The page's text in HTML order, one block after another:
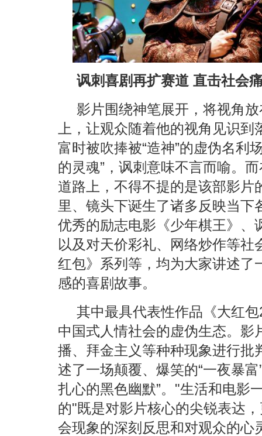
讽刺喜剧再扩赛道 直击社会
影片围绕神笔展开，将视角
上，让观众随着他的视角见识
富时被吹捧被“造神”的虚伪名利
的灵魂”，讽刺意味不言而喻。
道路上，不得不提的是该部影片
里、镜头下诞生了诸多反映当
优秀的励志电影《少年棋王》、
以及对天价彩礼、网络炒作等
红包》系列等，均为大家讲述了
感的喜剧故事。
其中最具代表性作品《大红
中国式人情社会的虚伪生态。影
播、拜金主义等种种现象进行批
述了一场颠覆、爆笑的“一夜暴
扎心的黑色幽默”。"生活和电影
的"既是对影片核心的尖锐表达
会现象的深刻反思和对观众的心